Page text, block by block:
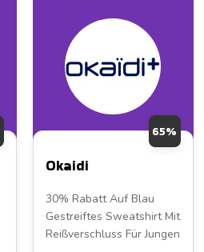
65%
Okaidi
30% Rabatt Auf Blau
Gestreiftes Sweatshirt Mit
Reißverschluss Für Jungen